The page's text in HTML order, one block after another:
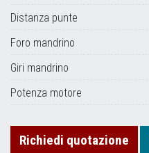
Distanza punte
Foro mandrino
Giri mandrino
Potenza motore
Richiedi quotazione